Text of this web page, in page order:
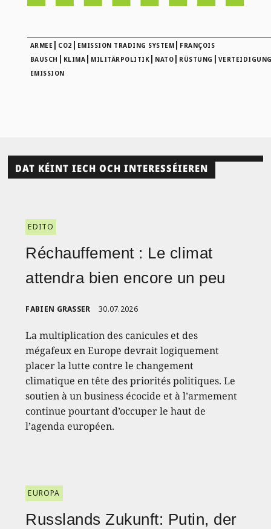
ARMEE | CO2 | EMISSION TRADING SYSTEM | FRANÇOIS
BAUSCH | KLIMA | MILITÄRPOLITIK | NATO | RÜSTUNG |
EMISSION
DAT KÉINT IECH OCH INTERESSÉIEREN
EDITO
Réchauffement : Le climat
attendra bien encore un peu
FABIEN GRASSER 30.07.2026
La multiplication des canicules et des
mégafeux en Europe devrait logiquement
placer la lutte contre le changement
climatique en tête des priorités politiques. Le
soutien à un business écocide et à l’armement
continue pourtant d’occuper le haut de
l’agenda européen.
EUROPA
Russlands Zukunft: Putin, der